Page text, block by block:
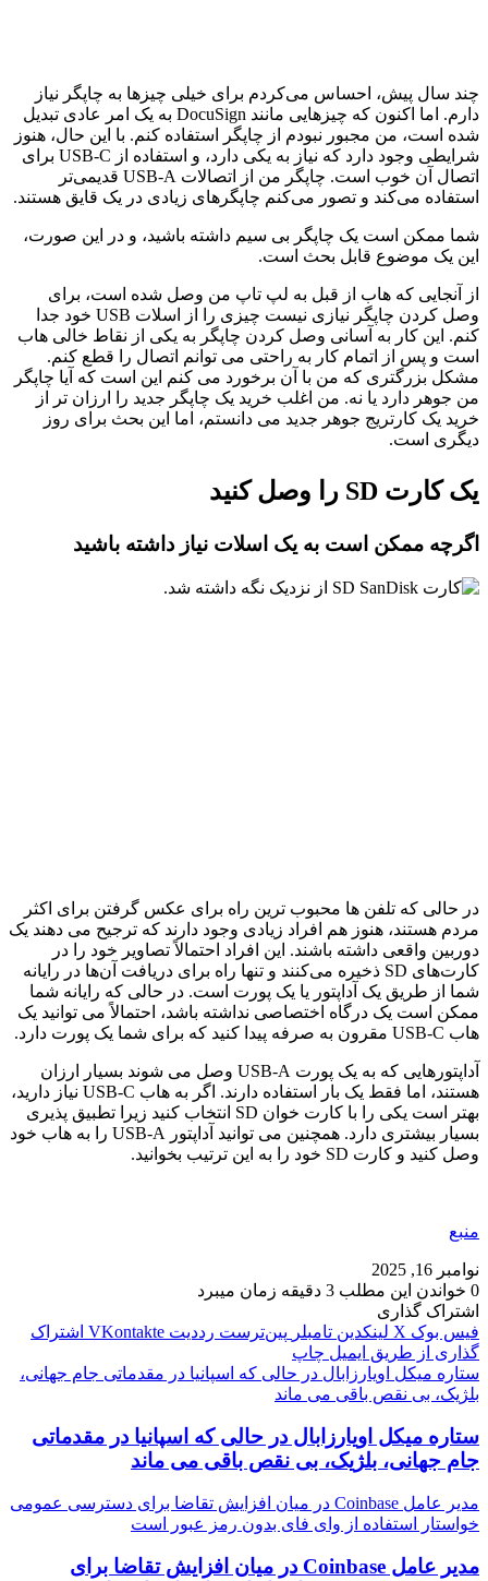
چند سال پیش، احساس می‌کردم برای خیلی چیزها به چاپگر نیاز
دارم. اما اکنون که چیزهایی مانند DocuSign به یک امر عادی تبدیل
شده است، من مجبور نبودم از چاپگر استفاده کنم. با این حال، هنوز
شرایطی وجود دارد که نیاز به یکی دارد، و استفاده از USB-C برای
اتصال آن خوب است. چاپگر من از اتصالات USB-A قدیمی‌تر
استفاده می‌کند و تصور می‌کنم چاپگرهای زیادی در یک قایق هستند.
شما ممکن است یک چاپگر بی سیم داشته باشید، و در این صورت،
این یک موضوع قابل بحث است.
از آنجایی که هاب از قبل به لپ تاپ من وصل شده است، برای
وصل کردن چاپگر نیازی نیست چیزی را از اسلات USB خود جدا
کنم. این کار به آسانی وصل کردن چاپگر به یکی از نقاط خالی هاب
است و پس از اتمام کار به راحتی می توانم اتصال را قطع کنم.
مشکل بزرگتری که من با آن برخورد می کنم این است که آیا چاپگر
من جوهر دارد یا نه. من اغلب خرید یک چاپگر جدید را ارزان تر از
خرید یک کارتریج جوهر جدید می دانستم، اما این بحث برای روز
دیگری است.
یک کارت SD را وصل کنید
اگرچه ممکن است به یک اسلات نیاز داشته باشید
در حالی که تلفن ها محبوب ترین راه برای عکس گرفتن برای اکثر
مردم هستند، هنوز هم افراد زیادی وجود دارند که ترجیح می دهند یک
دوربین واقعی داشته باشند. این افراد احتمالاً تصاویر خود را در
کارت‌های SD ذخیره می‌کنند و تنها راه برای دریافت آن‌ها در رایانه
شما از طریق یک آداپتور یا یک پورت است. در حالی که رایانه شما
ممکن است یک درگاه اختصاصی نداشته باشد، احتمالاً می توانید یک
هاب USB-C مقرون به صرفه پیدا کنید که برای شما یک پورت دارد.
آداپتورهایی که به یک پورت USB-A وصل می شوند بسیار ارزان
هستند، اما فقط یک بار استفاده دارند. اگر به هاب USB-C نیاز دارید،
بهتر است یکی را با کارت خوان SD انتخاب کنید زیرا تطبیق پذیری
بسیار بیشتری دارد. همچنین می توانید آداپتور USB-A را به هاب خود
وصل کنید و کارت SD خود را به این ترتیب بخوانید.
منبع
نوامبر 16, 2025
0 خواندن این مطلب 3 دقیقه زمان میبرد
اشتراک گذاری
فیس بوک X لینکدین ‫تامبلر ‫پین‌ترست ‫رددیت ‫VKontakte اشتراک
گذاری از طریق ایمیل چاپ
ستاره میکل اویارزابال در حالی که اسپانیا در مقدماتی جام جهانی،
بلژیک، بی نقص باقی می ماند
ستاره میکل اویارزابال در حالی که اسپانیا در مقدماتی
جام جهانی، بلژیک، بی نقص باقی می ماند
مدیر عامل Coinbase در میان افزایش تقاضا برای دسترسی عمومی
خواستار استفاده از وای فای بدون رمز عبور است
مدیر عامل Coinbase در میان افزایش تقاضا برای